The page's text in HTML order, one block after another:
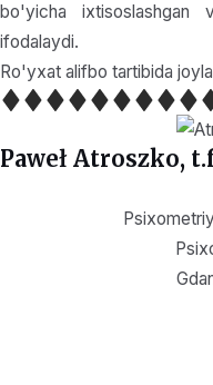
bo'yicha ixtisoslashgan
ifodalaydi.
Ro'yxat alifbo tartibida
Paweł Atroszko,